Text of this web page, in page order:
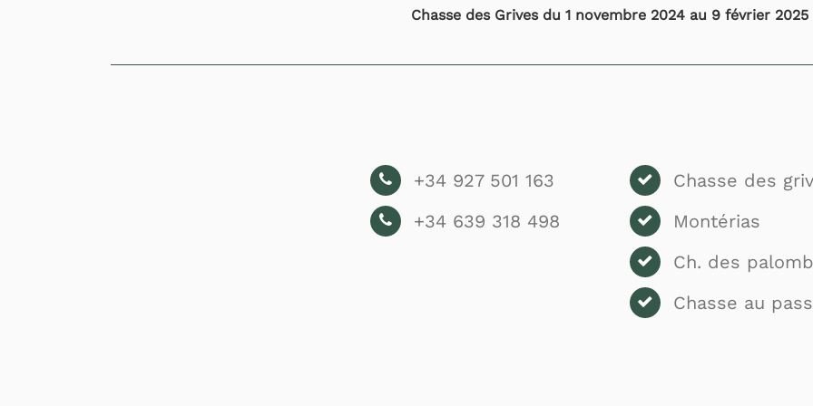
Chasse des Grives du 1 novembre 2024 au 9 février 2025
+34 927 501 163
+34 639 318 498
Chasse des
Montérias
Ch. des
Chasse au